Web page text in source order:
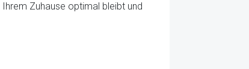
Zuhause optimal bleibt und